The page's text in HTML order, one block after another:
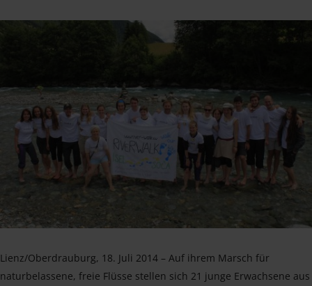
Lienz/Oberdrauburg, 18. Juli 2014 – Auf ihrem Marsch für
naturbelassene, freie Flüsse stellen sich 21 junge Erwachsene aus